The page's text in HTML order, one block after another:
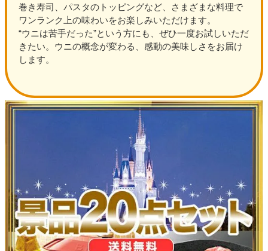
巻き寿司、パスタのトッピングなど、さまざまな料理で
ワンランク上の味わいをお楽しみいただけます。
“ウニは苦手だった”という方にも、ぜひ一度お試しいただ
きたい。ウニの概念が変わる、感動の美味しさをお届け
します。